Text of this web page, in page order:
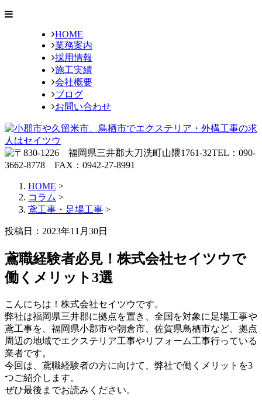
HOME
業務案内
採用情報
施工実績
会社概要
ブログ
お問い合わせ
HOME >
コラム >
鳶工事・足場工事 >
投稿日：2023年11月30日
鳶職経験者必見！株式会社セイツウで
働くメリット3選
こんにちは！株式会社セイツウです。
弊社は福岡県三井郡に拠点を置き、全国を対象に足場工事や
鳶工事を、福岡県小郡市や朝倉市、佐賀県鳥栖市など、拠点
周辺の地域でエクステリア工事やリフォーム工事行っている
業者です。
今回は、鳶職経験者の方に向けて、弊社で働くメリットを3
つご紹介します。
ぜひ最後までお読みください。